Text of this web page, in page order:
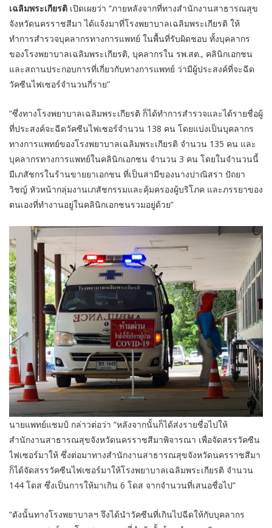
เฉลิมพระเกียรติ เปิดเผยว่า “ภายหลังจากที่ทางสำนักงานสาธารณสุข
จังหวัดนครราชสีมา ได้แจ้งมาที่โรงพยาบาลเฉลิมพระเกียรติ ให้
ทำการสำรวจบุคลากรทางการแพทย์ ในพื้นที่รับผิดชอบ ทั้งบุคลากร
ของโรงพยาบาลเฉลิมพระเกียรติ, บุคลากรใน รพ.สต., คลินิกเอกชน
และสถานประกอบการที่เกี่ยวกับทางการแพทย์ ว่ามีผู้ประสงค์ที่จะฉีด
วัคซีนไฟเซอร์จำนวนกี่ราย”
“ซึ่งทางโรงพยาบาลเฉลิมพระเกียรติ ก็ได้ทำการสำรวจและได้รายชื่อผู้
ที่ประสงค์จะฉีดวัคซีนไฟเซอร์จำนวน 138 คน โดยแบ่งเป็นบุคลากร
ทางการแพทย์ของโรงพยาบาลเฉลิมพระเกียรติ จำนวน 135 คน และ
บุคลากรทางการแพทย์ในคลินิกเอกชน จำนวน 3 คน โดยในจำนวนนี้
มีเภสัชกรในร้านขายยาเอกชน ที่เป็นสามีของนางปาณิสรา ปัถยา
วิชญ์ หัวหน้ากลุ่มงานเภสัชกรรมและคุ้มครองผู้บริโภค และภรรยาของ
ตนเองที่ทำงานอยู่ในคลินิกเอกชนรวมอยู่ด้วย”
นายแพทย์แชมป์ กล่าวต่อว่า “หลังจากนั้นก็ได้ส่งรายชื่อไปให้
สำนักงานสาธารณสุขจังหวัดนครราชสีมาพิจารณา เพื่อจัดสรรวัคซีน
ไฟเซอร์มาให้ ซึ่งต่อมาทางสำนักงานสาธารณสุขจังหวัดนครราชสีมา
ก็ได้จัดสรรวัคซีนไฟเซอร์มาให้โรงพยาบาลเฉลิมพระเกียรติ จำนวน
144 โดส ซึ่งเป็นการให้มาเกิน 6 โดส จากจำนวนที่เสนอชื่อไป”
“ดังนั้นทางโรงพยาบาลฯ จึงได้นำวัคซีนที่เกินไปฉีดให้กับบุคลากร